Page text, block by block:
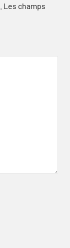
Les champs